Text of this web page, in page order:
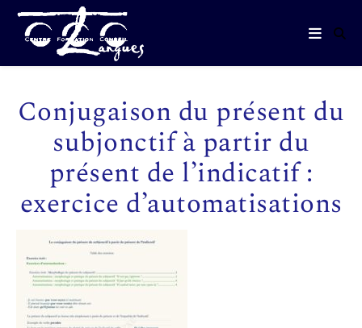
Conjugaison du présent du
subjonctif à partir du
présent de l’indicatif :
exercice d’automatisations